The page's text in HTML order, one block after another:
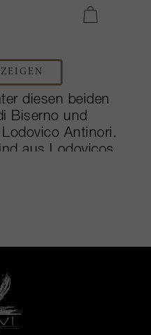
diesen beiden
Biserno und
Antinori.
aus Lodovicos
wahre
in der Alta
di Biserno,
das fast 50
stieß